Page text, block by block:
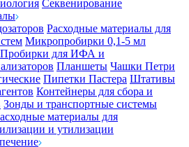
Секвенирование
Расходные материалы для
Микропробирки 0,1-5 мл
Пробирки для ИФА и
Планшеты Чашки Петри
Пипетки Пастера Штативы
Контейнеры для сбора и
Зонды и транспортные системы
материалы для
и утилизации